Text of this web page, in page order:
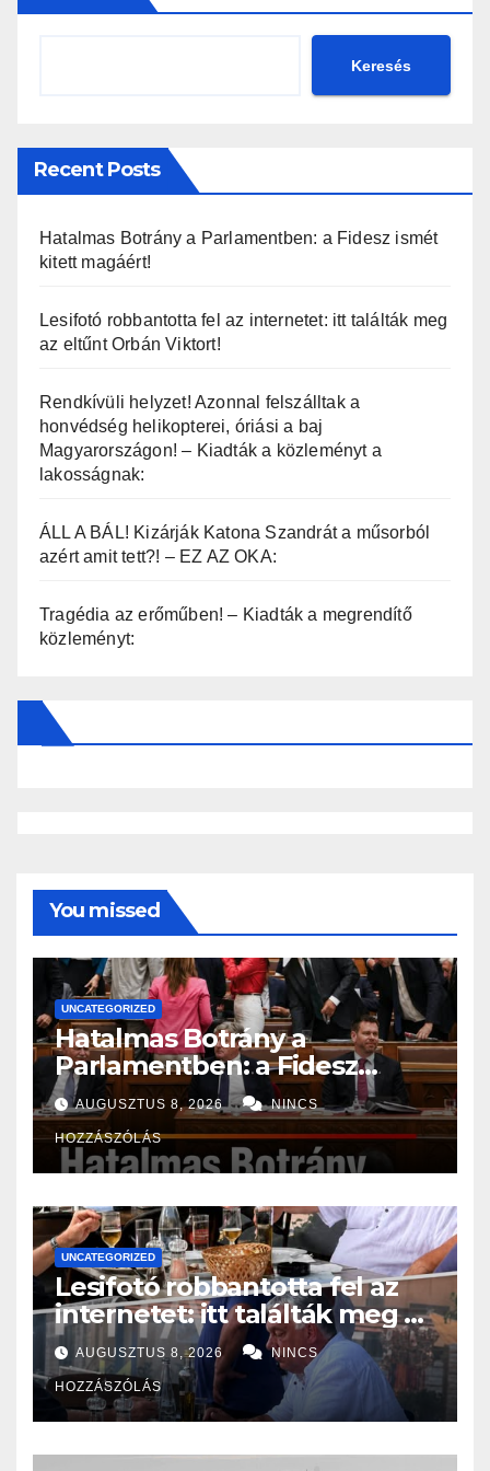
Keresés
Recent Posts
Hatalmas Botrány a Parlamentben: a Fidesz ismét
kitett magáért!
Lesifotó robbantotta fel az internetet: itt találták meg
az eltűnt Orbán Viktort!
Rendkívüli helyzet! Azonnal felszálltak a
honvédség helikopterei, óriási a baj
Magyarországon! – Kiadták a közleményt a
lakosságnak:
ÁLL A BÁL! Kizárják Katona Szandrát a műsorból
azért amit tett?! – EZ AZ OKA:
Tragédia az erőműben! – Kiadták a megrendítő
közleményt:
You missed
UNCATEGORIZED
Hatalmas Botrány a
Parlamentben: a Fidesz
ismét kitett magáért!
AUGUSZTUS 8, 2026 NINCS
HOZZÁSZÓLÁS
UNCATEGORIZED
Lesifotó robbantotta fel az
internetet: itt találták meg az
eltűnt Orbán Viktort!
AUGUSZTUS 8, 2026 NINCS
HOZZÁSZÓLÁS